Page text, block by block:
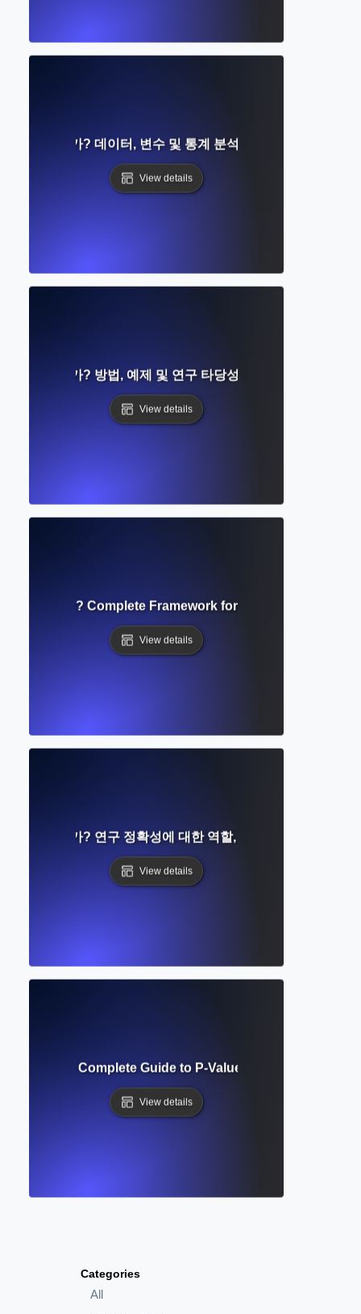
Categories
All
란 무엇인가? 데이터, 변수 및 통계 분석에 대한 완벽한 가이
View details
란 무엇인가? 방법, 예제 및 연구 타당성에서의 역할에 대한
View details
Design? Complete Framework for Effective Study
View details
란 무엇인가? 연구 정확성에 대한 역할, 계산 및 영향 이해하
View details
Complete Guide to P-Values, Confidence &
View details